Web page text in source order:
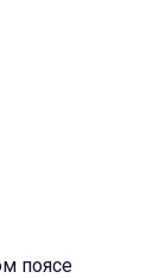
поясе